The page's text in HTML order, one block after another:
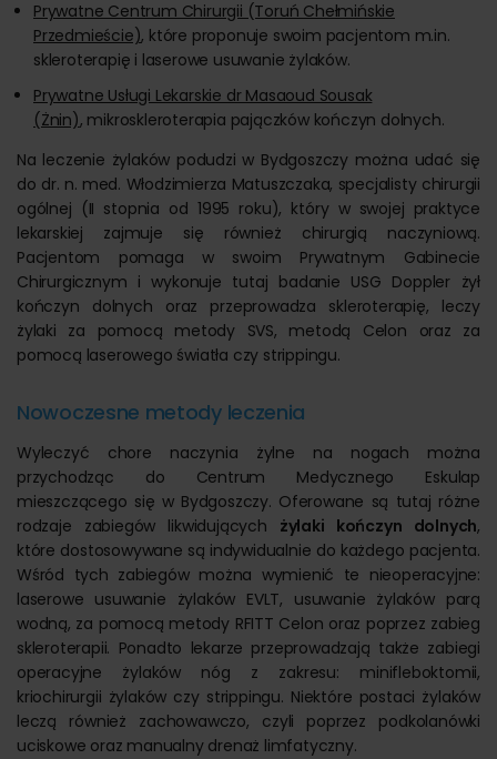
Prywatne Centrum Chirurgii (Toruń Chełmińskie
Przedmieście), które proponuje swoim pacjentom m.in.
skleroterapię i laserowe usuwanie żylaków.
Prywatne Usługi Lekarskie dr Masaoud Sousak
(Żnin), mikroskleroterapia pajączków kończyn dolnych.
Na leczenie żylaków podudzi w Bydgoszczy można udać się
do dr. n. med. Włodzimierza Matuszczaka, specjalisty chirurgii
ogólnej (II stopnia od 1995 roku), który w swojej praktyce
lekarskiej zajmuje się również chirurgią naczyniową.
Pacjentom pomaga w swoim Prywatnym Gabinecie
Chirurgicznym i wykonuje tutaj badanie USG Doppler żył
kończyn dolnych oraz przeprowadza skleroterapię, leczy
żylaki za pomocą metody SVS, metodą Celon oraz za
pomocą laserowego światła czy strippingu.
Nowoczesne metody leczenia
Wyleczyć chore naczynia żylne na nogach można
przychodząc do Centrum Medycznego Eskulap
mieszczącego się w Bydgoszczy. Oferowane są tutaj różne
rodzaje zabiegów likwidujących żylaki kończyn dolnych,
które dostosowywane są indywidualnie do każdego pacjenta.
Wśród tych zabiegów można wymienić te nieoperacyjne:
laserowe usuwanie żylaków EVLT, usuwanie żylaków parą
wodną, za pomocą metody RFITT Celon oraz poprzez zabieg
skleroterapii. Ponadto lekarze przeprowadzają także zabiegi
operacyjne żylaków nóg z zakresu: minifleboktomii,
kriochirurgii żylaków czy strippingu. Niektóre postaci żylaków
leczą również zachowawczo, czyli poprzez podkolanówki
uciskowe oraz manualny drenaż limfatyczny.